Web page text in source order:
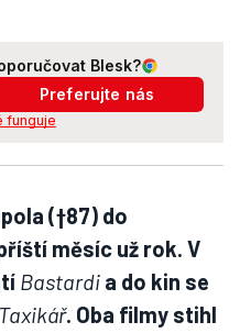
Blesk?
Preferujte nás
funguje
(†87) do
měsíc už rok. V
Bastardi a do kin se
Taxikář. Oba filmy stihl